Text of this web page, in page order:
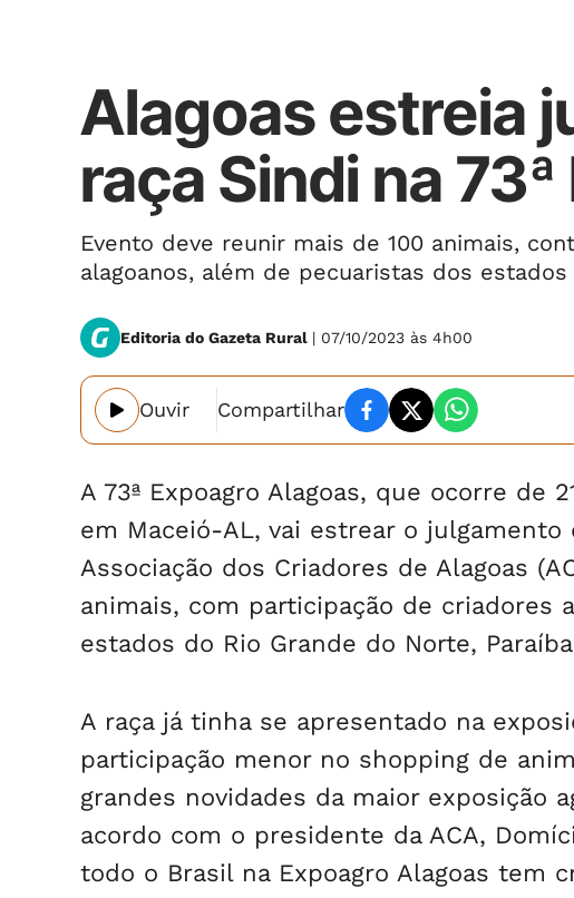
Alagoas estreia
raça Sindi na
Evento deve reunir mais de 100 animais,
alagoanos, além de pecuaristas dos estados
Editoria do Gazeta Rural | 07/10/2023 às 4h00
Ouvir Compartilhar
A 73ª Expoagro Alagoas, que ocorre de
em Maceió-AL, vai estrear o
Associação dos Criadores de Alagoas
animais, com participação de criadores
estados do Rio Grande do Norte,
A raça já tinha se apresentado na
participação menor no shopping de
grandes novidades da maior exposição
acordo com o presidente da ACA,
todo o Brasil na Expoagro Alagoas tem